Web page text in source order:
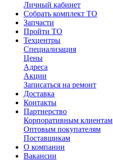
Личный кабинет
Собрать комплект ТО
Запчасти
Пройти ТО
Техцентры
Специализация
Цены
Адреса
Акции
Записаться на ремонт
Доставка
Контакты
Партнерство
Корпоративным клиентам
Оптовым покупателям
Поставщикам
О компании
Вакансии